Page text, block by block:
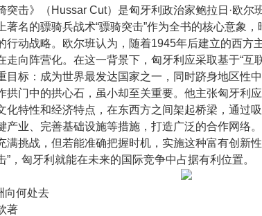
突击》（Hussar Cut）是匈牙利政治家鲍拉日·欧尔
著名的骠骑兵战术“骠骑突击”作为全书的核心意象
行动战略。欧尔班认为，随着1945年后建立的西方
走向阵营化。在这一背景下，匈牙利应采取基于“互
目标：成为世界最发达国家之一，同时跻身地区性
拱门中的拱心石，虽小却至关重要。他主张匈牙利
化特性和经济特点，在东西方之间架起桥梁，通过
产业、完善基础设施等措施，打造广泛的合作网络
满挑战，但若能准确把握时机，实施这种富有创新
”，匈牙利就能在未来的国际竞争中占据有利位置。
向何处去
著